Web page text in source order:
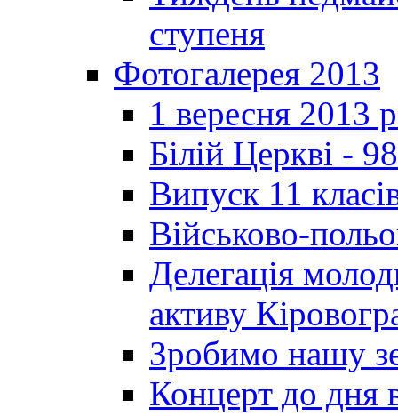
ступеня
Фотогалерея 2013
1 вересня 2013
Білій Церкві -
Випуск 11
Військово-
Делегація
активу
Зробимо нашу
Концерт до дня